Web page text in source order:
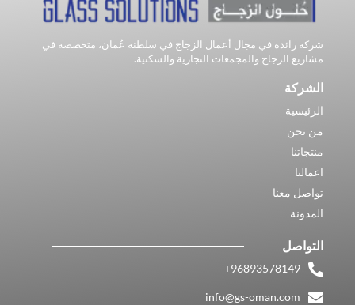
شركة رائدة في مجال أعمال الزجاج في سلطنة عُمان، متخصصة في
مشاريع الزجاج والمجمعات التجارية والسكنية.
الشركة
الرئيسية
من نحن
منتجاتنا
اعمالنا
تواصل معنا
المدونة
التواصل
96893578149​+
info@gs-oman.com